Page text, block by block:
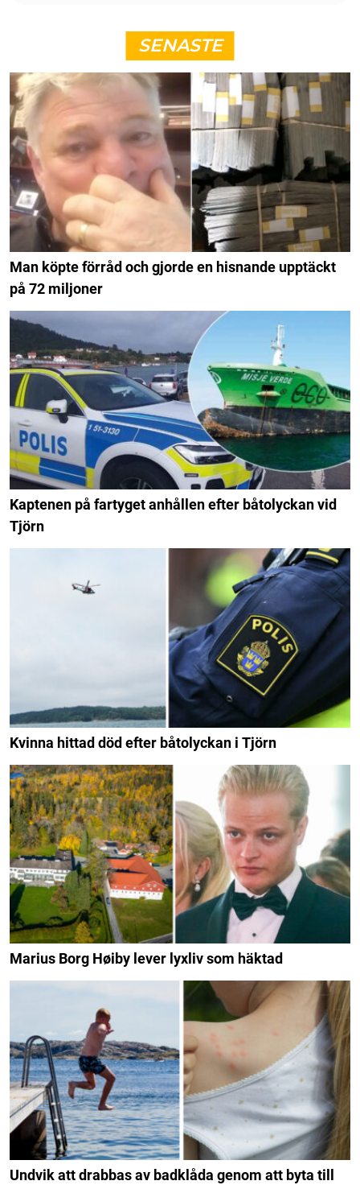
SENASTE
Man köpte förråd och gjorde en hisnande upptäckt
på 72 miljoner
Kaptenen på fartyget anhållen efter båtolyckan vid
Tjörn
Kvinna hittad död efter båtolyckan i Tjörn
Marius Borg Høiby lever lyxliv som häktad
Undvik att drabbas av badklåda genom att byta till